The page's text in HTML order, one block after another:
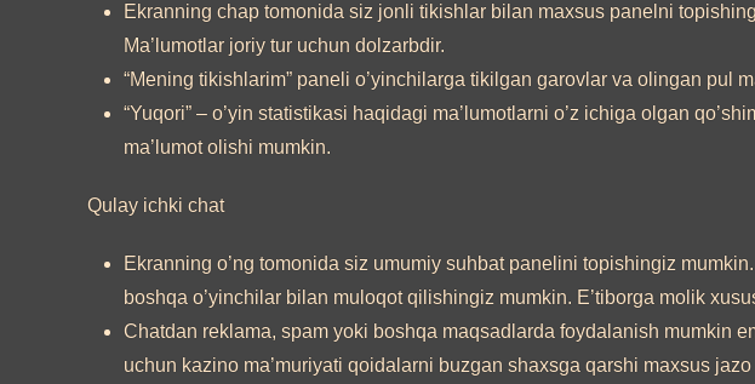
Ekranning chap tomonida siz jonli tikishlar bilan maxsus panelni
Ma’lumotlar joriy tur uchun dolzarbdir.
“Mening tikishlarim” paneli o’yinchilarga tikilgan garovlar va olingan pul
“Yuqori” – o’yin statistikasi haqidagi ma’lumotlarni o’z ichiga olgan
ma’lumot olishi mumkin.
Qulay ichki chat
Ekranning o’ng tomonida siz umumiy suhbat panelini topishingiz
boshqa o’yinchilar bilan muloqot qilishingiz mumkin. E’tiborga molik
Chatdan reklama, spam yoki boshqa maqsadlarda foydalanish mumkin
uchun kazino ma’muriyati qoidalarni buzgan shaxsga qarshi maxsus